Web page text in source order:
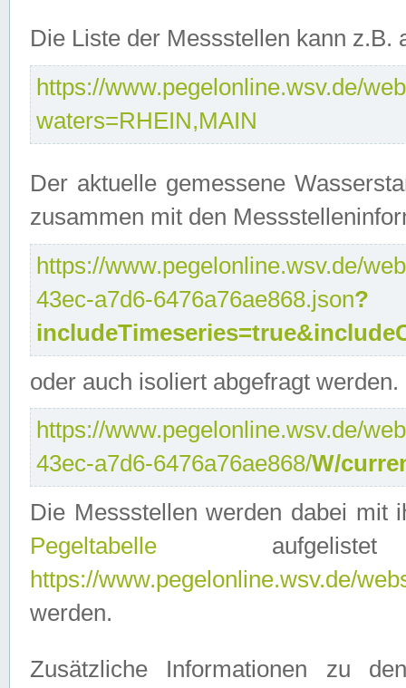
Die Liste der Messstellen kann
https://www.pegelonline.wsv.de/
waters=RHEIN,MAIN
Der aktuelle gemessene
zusammen mit den
https://www.pegelonline.wsv.de/
43ec-a7d6-6476a76ae868.json?
oder auch isoliert abgefragt werden.
https://www.pegelonline.wsv.de/
43ec-a7d6-6476a76ae868/W/
Die Messstellen werden dabei mit
Pegeltabelle
https://www.pegelonline.wsv.de/
werden.
Zusätzliche Informationen zu